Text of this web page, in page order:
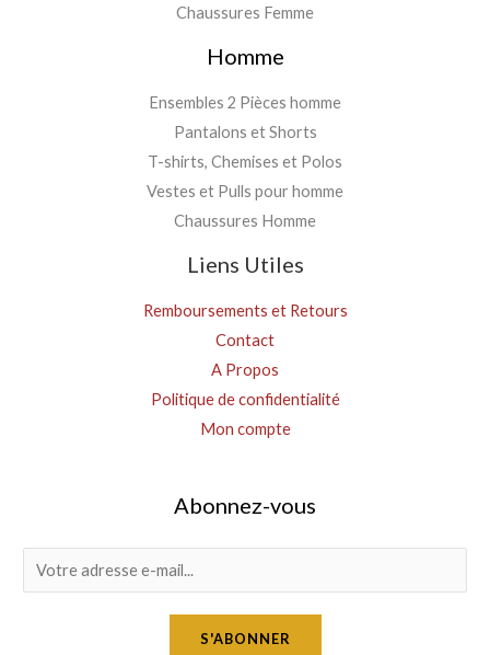
Chaussures Femme
Homme
Ensembles 2 Pièces homme
Pantalons et Shorts
T-shirts, Chemises et Polos
Vestes et Pulls pour homme
Chaussures Homme
Liens Utiles
Remboursements et Retours
Contact
A Propos
Politique de confidentialité
Mon compte
Abonnez-vous
m
S'ABONNER